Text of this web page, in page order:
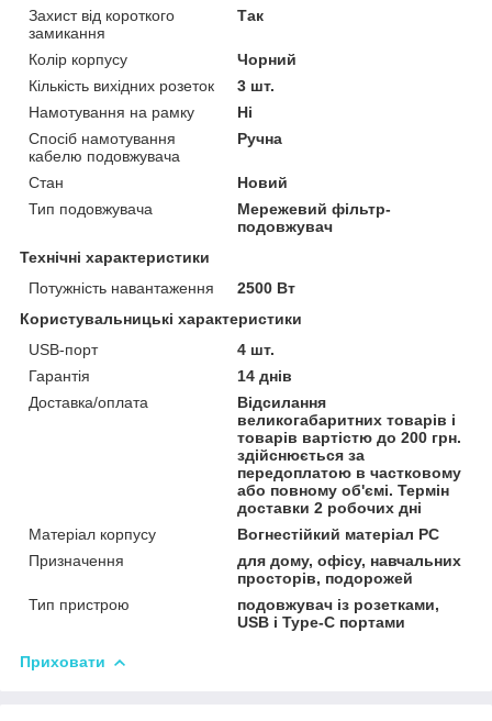
Захист від короткого
замикання
Так
Колір корпусу
Чорний
Кількість вихідних розеток
3 шт.
Намотування на рамку
Ні
Спосіб намотування
кабелю подовжувача
Ручна
Стан
Новий
Тип подовжувача
Мережевий фільтр-
подовжувач
Технічні характеристики
Потужність навантаження
2500 Вт
Користувальницькі характеристики
USB-порт
4 шт.
Гарантія
14 днів
Доставка/оплата
Відсилання
великогабаритних товарів і
товарів вартістю до 200 грн.
здійснюється за
передоплатою в частковому
або повному об'ємі. Термін
доставки 2 робочих дні
Матеріал корпусу
Вогнестійкий матеріал PC
Призначення
для дому, офісу, навчальних
просторів, подорожей
Тип пристрою
подовжувач із розетками,
USB і Type-C портами
Приховати